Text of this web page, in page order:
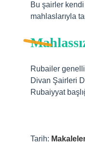
Bu şairler
mahlaslarıyla
Rubailer
Divan Şairleri
Rubaiyyat
Tarih: